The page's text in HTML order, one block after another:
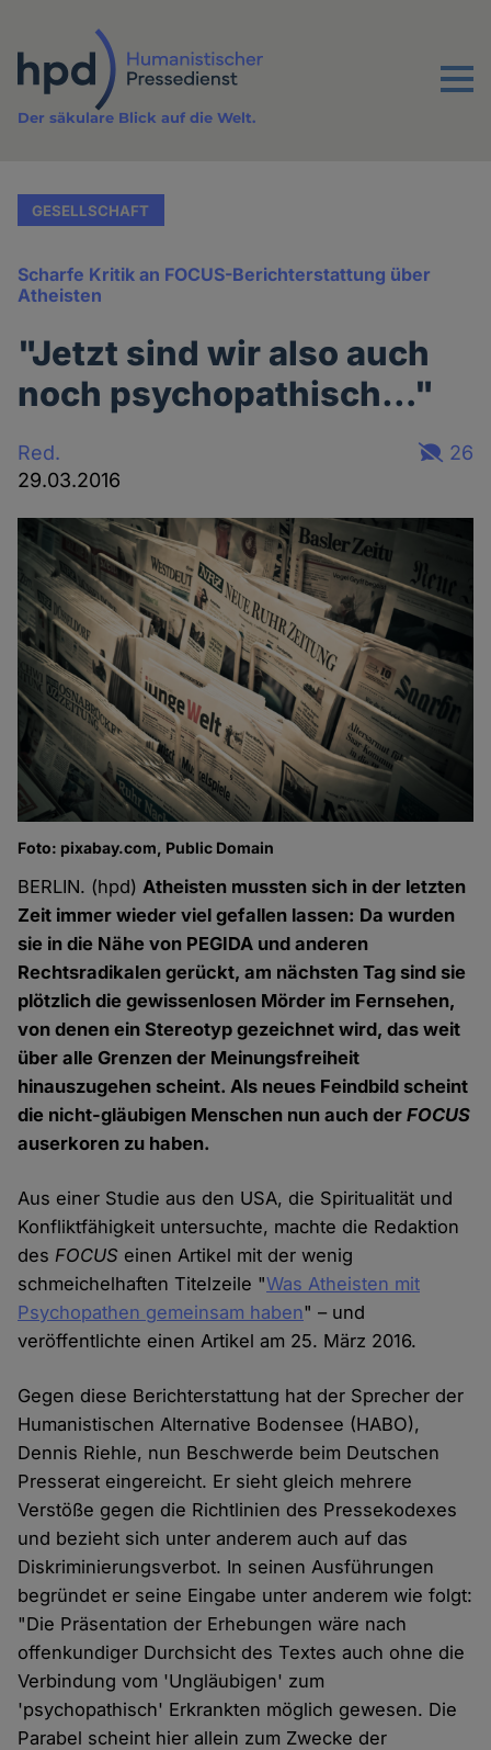
Inhalt
Menu
Der säkulare Blick auf die Welt.
GESELLSCHAFT
Scharfe Kritik an FOCUS-Berichterstattung über
Atheisten
"Jetzt sind wir also auch
noch psychopathisch…"
Red.
29.03.2016
26
Foto: pixabay.com, Public Domain
BERLIN. (hpd)Atheisten mussten sich in der letzten
Zeit immer wieder viel gefallen lassen: Da wurden
sie in die Nähe von PEGIDA und anderen
Rechtsradikalen gerückt, am nächsten Tag sind sie
plötzlich die gewissenlosen Mörder im Fernsehen,
von denen ein Stereotyp gezeichnet wird, das weit
über alle Grenzen der Meinungsfreiheit
hinauszugehen scheint. Als neues Feindbild scheint
die nicht-gläubigen Menschen nun auch derFOCUS
auserkoren zu haben.
Aus einer Studie aus den USA, die Spiritualität und
Konfliktfähigkeit untersuchte, machte die Redaktion
desFOCUS einen Artikel mit der wenig
schmeichelhaften Titelzeile "Was Atheisten mit
Psychopathen gemeinsam haben" – und
veröffentlichte einen Artikel am 25. März 2016.
Gegen diese Berichterstattung hat der Sprecher der
Humanistischen Alternative Bodensee (HABO),
Dennis Riehle, nun Beschwerde beim Deutschen
Presserat eingereicht. Er sieht gleich mehrere
Verstöße gegen die Richtlinien des Pressekodexes
und bezieht sich unter anderem auch auf das
Diskriminierungsverbot. In seinen Ausführungen
begründet er seine Eingabe unter anderem wie folgt:
"Die Präsentation der Erhebungen wäre nach
offenkundiger Durchsicht des Textes auch ohne die
Verbindung vom 'Ungläubigen' zum
'psychopathisch' Erkrankten möglich gewesen. Die
Parabel scheint hier allein zum Zwecke der